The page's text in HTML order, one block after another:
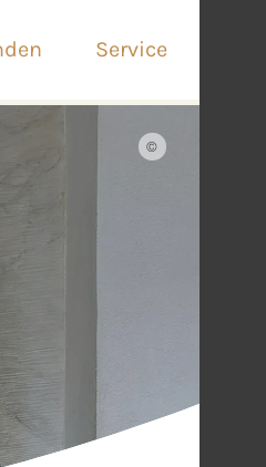
Service
©